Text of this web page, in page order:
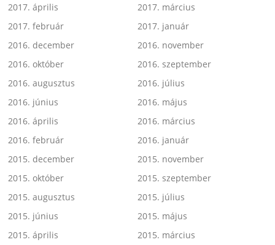
2017. április
2017. március
2017. február
2017. január
2016. december
2016. november
2016. október
2016. szeptember
2016. augusztus
2016. július
2016. június
2016. május
2016. április
2016. március
2016. február
2016. január
2015. december
2015. november
2015. október
2015. szeptember
2015. augusztus
2015. július
2015. június
2015. május
2015. április
2015. március